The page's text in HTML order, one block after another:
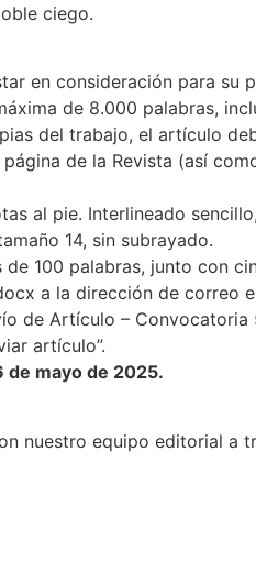
ciego.
en consideración para su
de 8.000 palabras,
del trabajo, el artículo
de la Revista (así
al pie. Interlineado
14, sin subrayado.
100 palabras, junto con
a la dirección de correo
de Artículo – Convocatoria
artículo”.
de mayo de 2025.
nuestro equipo editorial a